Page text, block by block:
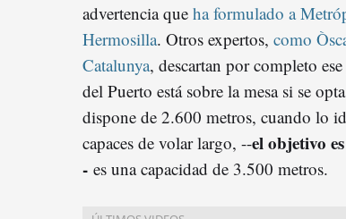
advertencia que ha formulado a
Hermosilla. Otros expertos, como
Catalunya, descartan por completo
del Puerto está sobre la mesa si se
dispone de 2.600 metros, cuando lo
capaces de volar largo, --el objetivo
- es una capacidad de 3.500 metros.